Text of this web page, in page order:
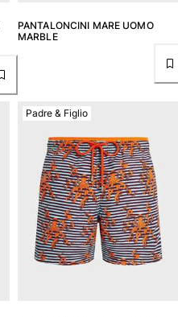
PANTALONCINI MARE UOMO
MARBLE
Padre & Figlio